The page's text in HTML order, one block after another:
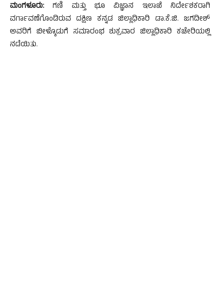
ಮಂಗಳೂರು: ಗಣಿ ಮತ್ತು ಭೂ ವಿಜ್ಞಾನ ಇಲಾಖೆ ನಿರ್ದೇಶಕರಾಗಿ
ವರ್ಗಾವಣೆಗೊಂಡಿರುವ ದಕ್ಷಿಣ ಕನ್ನಡ ಜಿಲ್ಲಾಧಿಕಾರಿ ಡಾ.ಕೆ.ಜಿ. ಜಗದೀಶ್
ಅವರಿಗೆ ಬೀಳ್ಕೊಡುಗೆ ಸಮಾರಂಭ ಶುಕ್ರವಾರ ಜಿಲ್ಲಾಧಿಕಾರಿ ಕಚೇರಿಯಲ್ಲಿ
ನಡೆಯಿತು.